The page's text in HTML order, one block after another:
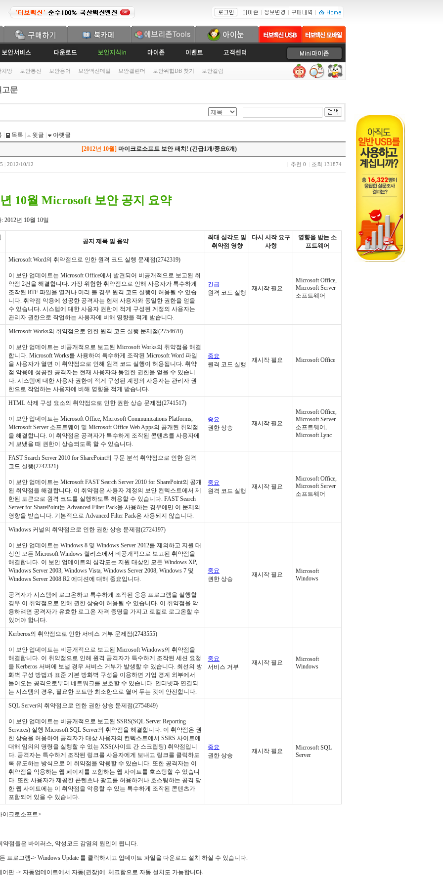
처방 보안통신 보안용어 보안백신메일 보안캘린더 보안위협DB 찾기 보안칼럼
문
목록 윗글
아랫글
[2012년 10월] 마이크로소프트 보안 패치! (긴급1개/중요6개)
2012/10/12 추천 0 조회 131874
10월 Microsoft 보안 공지 요약
2012년 10월 10일
공지 제목 및 용약
최대 심각도 및
취약점 영향
다시 시작 요구
사항
영향을 받는 소
프트웨어
Microsoft Word의 취약점으로 인한 원격 코드 실행 문제점(2742319)
이 보안 업데이트는 Microsoft Office에서 발견되어 비공개적으로 보고된 취
약점 2건을 해결합니다. 가장 위험한 취약점으로 인해 사용자가 특수하게
조작된 RTF 파일을 열거나 미리 볼 경우 원격 코드 실행이 허용될 수 있습
니다. 취약점 악용에 성공한 공격자는 현재 사용자와 동일한 권한을 얻을
수 있습니다. 시스템에 대한 사용자 권한이 적게 구성된 계정의 사용자는
관리자 권한으로 작업하는 사용자에 비해 영향을 적게 받습니다.
긴급
원격 코드 실행
재시작 필요
Microsoft Office,
Microsoft Server
소프트웨어
Microsoft Works의 취약점으로 인한 원격 코드 실행 문제점(2754670)
이 보안 업데이트는 비공개적으로 보고된 Microsoft Works의 취약점을 해결
합니다. Microsoft Works를 사용하여 특수하게 조작된 Microsoft Word 파일
을 사용자가 열면 이 취약점으로 인해 원격 코드 실행이 허용됩니다. 취약
점 악용에 성공한 공격자는 현재 사용자와 동일한 권한을 얻을 수 있습니
다. 시스템에 대한 사용자 권한이 적게 구성된 계정의 사용자는 관리자 권
한으로 작업하는 사용자에 비해 영향을 적게 받습니다.
중요
원격 코드 실행
재시작 필요 Microsoft Office
HTML 삭제 구성 요소의 취약점으로 인한 권한 상승 문제점(2741517)
이 보안 업데이트는 Microsoft Office, Microsoft Communications Platforms,
Microsoft Server 소프트웨어 및 Microsoft Office Web Apps의 공개된 취약점
을 해결합니다. 이 취약점은 공격자가 특수하게 조작된 콘텐츠를 사용자에
게 보냈을 때 권한이 상승되도록 할 수 있습니다.
중요
권한 상승
재시작 필요
Microsoft Office,
Microsoft Server
소프트웨어,
Microsoft Lync
FAST Search Server 2010 for SharePoint의 구문 분석 취약점으로 인한 원격
코드 실행(2742321)
이 보안 업데이트는 Microsoft FAST Search Server 2010 for SharePoint의 공개
된 취약점을 해결합니다. 이 취약점은 사용자 계정의 보안 컨텍스트에서 제
한된 토큰으로 원격 코드를 실행하도록 허용할 수 있습니다. FAST Search
Server for SharePoint는 Advanced Filter Pack을 사용하는 경우에만 이 문제의
영향을 받습니다. 기본적으로 Advanced Filter Pack은 사용되지 않습니다.
중요
원격 코드 실행
재시작 필요
Microsoft Office,
Microsoft Server
소프트웨어
Windows 커널의 취약점으로 인한 권한 상승 문제점(2724197)
이 보안 업데이트는 Windows 8 및 Windows Server 2012를 제외하고 지원 대
상인 모든 Microsoft Windows 릴리스에서 비공개적으로 보고된 취약점을
해결합니다. 이 보안 업데이트의 심각도는 지원 대상인 모든 Windows XP,
Windows Server 2003, Windows Vista, Windows Server 2008, Windows 7 및
Windows Server 2008 R2 에디션에 대해 중요입니다.
공격자가 시스템에 로그온하고 특수하게 조작된 응용 프로그램을 실행할
경우 이 취약점으로 인해 권한 상승이 허용될 수 있습니다. 이 취약점을 악
용하려면 공격자가 유효한 로그온 자격 증명을 가지고 로컬로 로그온할 수
있어야 합니다.
중요
권한 상승
재시작 필요
Microsoft
Windows
Kerberos의 취약점으로 인한 서비스 거부 문제점(2743555)
이 보안 업데이트는 비공개적으로 보고된 Microsoft Windows의 취약점을
해결합니다. 이 취약점으로 인해 원격 공격자가 특수하게 조작된 세션 요청
을 Kerberos 서버에 보낼 경우 서비스 거부가 발생할 수 있습니다. 최선의 방
화벽 구성 방법과 표준 기본 방화벽 구성을 이용하면 기업 경계 외부에서
들어오는 공격으로부터 네트워크를 보호할 수 있습니다. 인터넷과 연결되
는 시스템의 경우, 필요한 포트만 최소한으로 열어 두는 것이 안전합니다.
중요
서비스 거부
재시작 필요
Microsoft
Windows
SQL Server의 취약점으로 인한 권한 상승 문제점(2754849)
이 보안 업데이트는 비공개적으로 보고된 SSRS(SQL Server Reporting
Services) 실행 Microsoft SQL Server의 취약점을 해결합니다. 이 취약점은 권
한 상승을 허용하여 공격자가 대상 사용자의 컨텍스트에서 SSRS 사이트에
대해 임의의 명령을 실행할 수 있는 XSS(사이트 간 스크립팅) 취약점입니
다. 공격자는 특수하게 조작된 링크를 사용자에게 보내고 링크를 클릭하도
록 유도하는 방식으로 이 취약점을 악용할 수 있습니다. 또한 공격자는 이
취약점을 악용하는 웹 페이지를 포함하는 웹 사이트를 호스팅할 수 있습니
다. 또한 사용자가 제공한 콘텐츠나 광고를 허용하거나 호스팅하는 공격 당
한 웹 사이트에는 이 취약점을 악용할 수 있는 특수하게 조작된 콘텐츠가
포함되어 있을 수 있습니다.
중요
권한 상승
재시작 필요
Microsoft SQL
Server
이크로소프트>
약점들은 바이러스, 악성코드 감염의 원인이 됩니다.
프로그램-> Windows Update 를 클릭하시고 업데이트 파일을 다운로드 설치 하실 수 있습니다.
어판 -> 자동업데이트에서 자동(권장)에 체크함으로 자동 설치도 가능합니다.